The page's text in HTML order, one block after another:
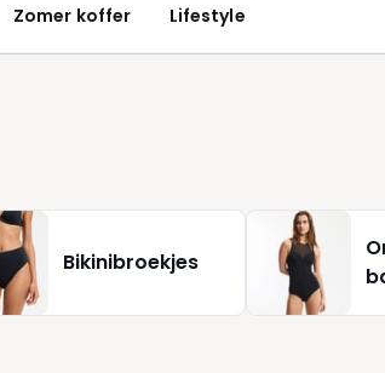
Zomer koffer Lifestyle
Bikinibroekjes